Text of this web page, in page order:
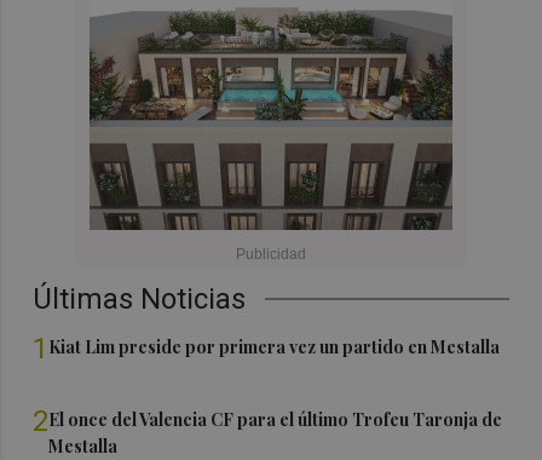
Últimas Noticias
1 Kiat Lim preside por primera vez un partido en Mestalla
2El once del Valencia CF para el último Trofeu Taronja de
Mestalla